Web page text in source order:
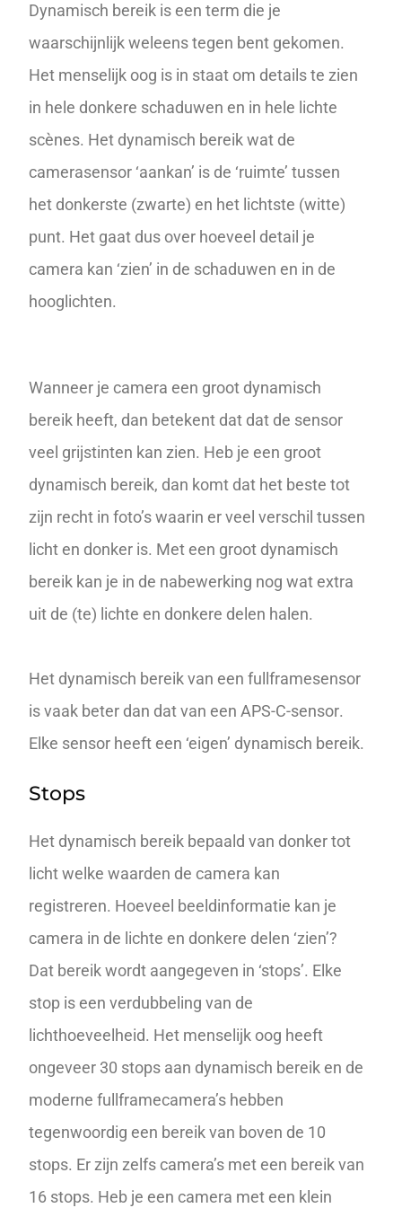
Dynamisch bereik is een term die je
waarschijnlijk weleens tegen bent gekomen.
Het menselijk oog is in staat om details te zien
in hele donkere schaduwen en in hele lichte
scènes. Het dynamisch bereik wat de
camerasensor ‘aankan’ is de ‘ruimte’ tussen
het donkerste (zwarte) en het lichtste (witte)
punt. Het gaat dus over hoeveel detail je
camera kan ‘zien’ in de schaduwen en in de
hooglichten.
Wanneer je camera een groot dynamisch
bereik heeft, dan betekent dat dat de sensor
veel grijstinten kan zien. Heb je een groot
dynamisch bereik, dan komt dat het beste tot
zijn recht in foto’s waarin er veel verschil tussen
licht en donker is. Met een groot dynamisch
bereik kan je in de nabewerking nog wat extra
uit de (te) lichte en donkere delen halen.
Het dynamisch bereik van een fullframesensor
is vaak beter dan dat van een APS-C-sensor.
Elke sensor heeft een ‘eigen’ dynamisch bereik.
Stops
Het dynamisch bereik bepaald van donker tot
licht welke waarden de camera kan
registreren. Hoeveel beeldinformatie kan je
camera in de lichte en donkere delen ‘zien’?
Dat bereik wordt aangegeven in ‘stops’. Elke
stop is een verdubbeling van de
lichthoeveelheid. Het menselijk oog heeft
ongeveer 30 stops aan dynamisch bereik en de
moderne fullframecamera’s hebben
tegenwoordig een bereik van boven de 10
stops. Er zijn zelfs camera’s met een bereik van
16 stops. Heb je een camera met een klein